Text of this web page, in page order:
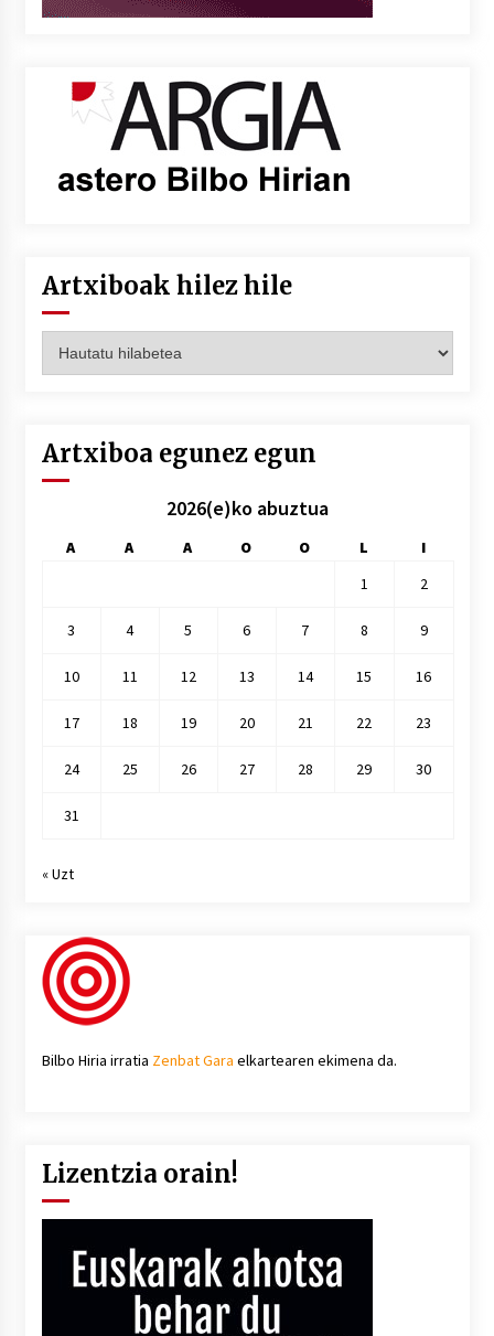
Artxiboak hilez hile
hilez
Artxiboa egunez egun
2026(e)ko abuztua
A A A O O L
I
1
2
3 4 5 6 7 8 9
10 11 12 13 14 15 16
17 18 19 20 21 22 23
24 25 26 27 28 29 30
31
« Uzt
Bilbo Hiria irratia Zenbat Gara elkartearen ekimena da.
Lizentzia orain!